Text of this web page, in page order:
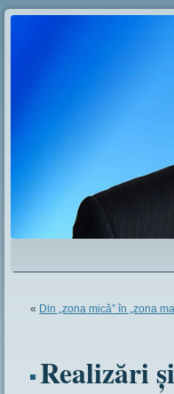
« Din „zona mică” în „zona
Realizări